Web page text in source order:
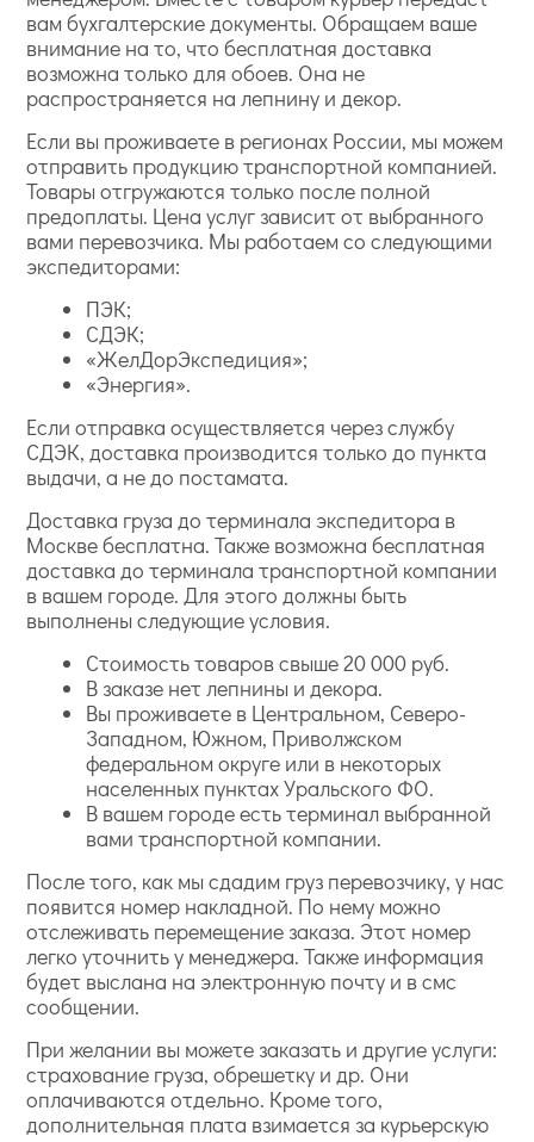
вам бухгалтерские документы. Обращаем ваше
внимание на то, что бесплатная доставка
возможна только для обоев. Она не
распространяется на лепнину и декор.
Если вы проживаете в регионах России, мы можем
отправить продукцию транспортной компанией.
Товары отгружаются только после полной
предоплаты. Цена услуг зависит от выбранного
вами перевозчика. Мы работаем со следующими
экспедиторами:
ПЭК;
СДЭК;
«ЖелДорЭкспедиция»;
«Энергия».
Если отправка осуществляется через службу
СДЭК, доставка производится только до пункта
выдачи, а не до постамата.
Доставка груза до терминала экспедитора в
Москве бесплатна. Также возможна бесплатная
доставка до терминала транспортной компании
в вашем городе. Для этого должны быть
выполнены следующие условия.
Стоимость товаров свыше 20 000 руб.
В заказе нет лепнины и декора.
Вы проживаете в Центральном, Северо-
Западном, Южном, Приволжском
федеральном округе или в некоторых
населенных пунктах Уральского ФО.
В вашем городе есть терминал выбранной
вами транспортной компании.
После того, как мы сдадим груз перевозчику, у нас
появится номер накладной. По нему можно
отслеживать перемещение заказа. Этот номер
легко уточнить у менеджера. Также информация
будет выслана на электронную почту и в смс
сообщении.
При желании вы можете заказать и другие услуги:
страхование груза, обрешетку и др. Они
оплачиваются отдельно. Кроме того,
дополнительная плата взимается за курьерскую